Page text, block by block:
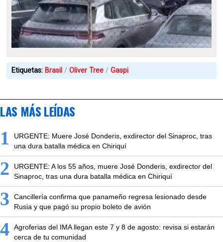
Etiquetas: Brasil Oliver Tree Gaspi
LAS MÁS LEÍDAS
1
URGENTE: Muere José Donderis, exdirector del Sinaproc, tras
una dura batalla médica en Chiriquí
2
URGENTE: A los 55 años, muere José Donderis, exdirector del
Sinaproc, tras una dura batalla médica en Chiriquí
3
Cancillería confirma que panameño regresa lesionado desde
Rusia y que pagó su propio boleto de avión
4 Agroferias del IMA llegan este 7 y 8 de agosto: revisa si estarán
cerca de tu comunidad